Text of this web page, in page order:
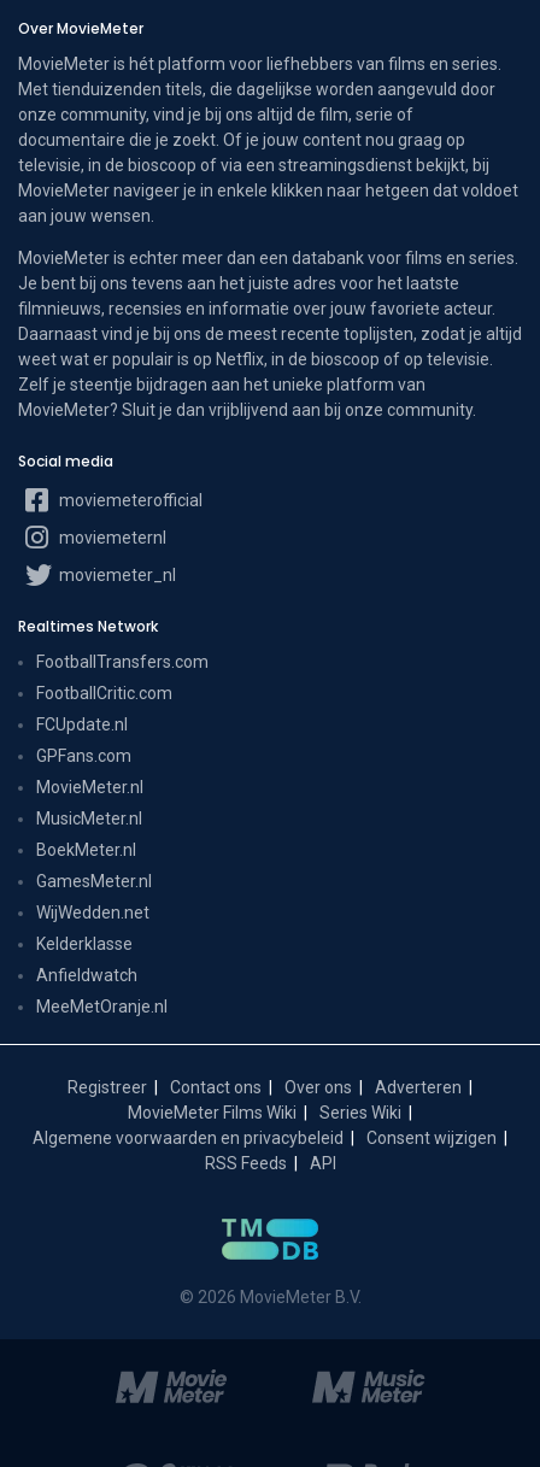
Over MovieMeter
MovieMeter is hét platform voor liefhebbers van films en series.
Met tienduizenden titels, die dagelijkse worden aangevuld door
onze community, vind je bij ons altijd de film, serie of
documentaire die je zoekt. Of je jouw content nou graag op
televisie, in de bioscoop of via een streamingsdienst bekijkt, bij
MovieMeter navigeer je in enkele klikken naar hetgeen dat voldoet
aan jouw wensen.
MovieMeter is echter meer dan een databank voor films en series.
Je bent bij ons tevens aan het juiste adres voor het laatste
filmnieuws, recensies en informatie over jouw favoriete acteur.
Daarnaast vind je bij ons de meest recente toplijsten, zodat je altijd
weet wat er populair is op Netflix, in de bioscoop of op televisie.
Zelf je steentje bijdragen aan het unieke platform van
MovieMeter? Sluit je dan vrijblijvend aan bij onze community.
Social media
moviemeterofficial
moviemeternl
moviemeter_nl
Realtimes Network
FootballTransfers.com
FootballCritic.com
FCUpdate.nl
GPFans.com
MovieMeter.nl
MusicMeter.nl
BoekMeter.nl
GamesMeter.nl
WijWedden.net
Kelderklasse
Anfieldwatch
MeeMetOranje.nl
Registreer Contact ons Over ons
Adverteren
MovieMeter Films Wiki
Series Wiki
Algemene voorwaarden en privacybeleid
Consent wijzigen
RSS Feeds
API
© 2026 MovieMeter B.V.